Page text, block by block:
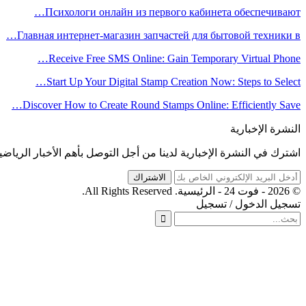
Психологи онлайн из первого кабинета обеспечивают…
Главная интернет-магазин запчастей для бытовой техники в…
Receive Free SMS Online: Gain Temporary Virtual Phone…
Start Up Your Digital Stamp Creation Now: Steps to Select…
Discover How to Create Round Stamps Online: Efficiently Save…
النشرة الإخبارية
اشترك في النشرة الإخبارية لدينا من أجل التوصل بأهم الأخبار
الاشتراك
© 2026 - فوت 24 - الرئيسية. All Rights Reserved.
تسجيل الدخول / تسجيل